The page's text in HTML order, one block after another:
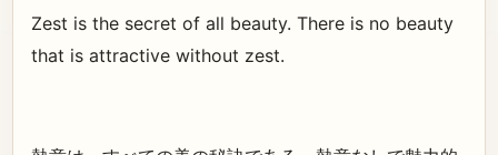
Zest is the secret of all beauty. There is no beauty
that is attractive without zest.